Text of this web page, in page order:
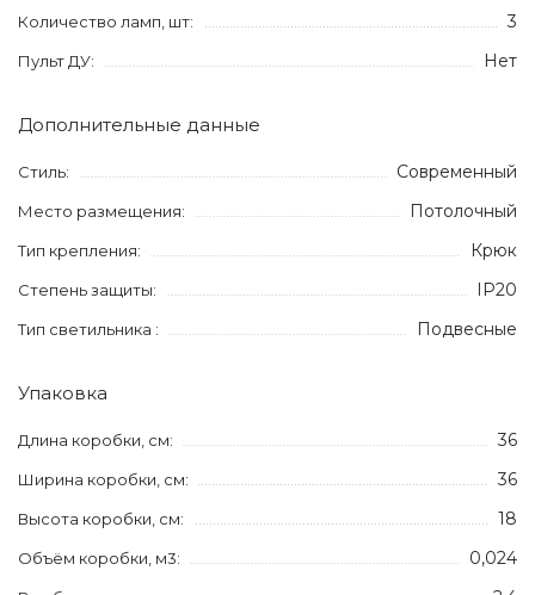
Количество ламп, шт: 3
Пульт ДУ: Нет
Дополнительные данные
Стиль: Современный
Место размещения: Потолочный
Тип крепления: Крюк
Степень защиты: IP20
Тип светильника : Подвесные
Упаковка
Длина коробки, см: 36
Ширина коробки, см: 36
Высота коробки, см: 18
Объём коробки, м3: 0,024